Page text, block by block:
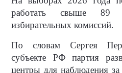
работать свыше 89
избирательных комиссий.
По словам Сергея
субъекте РФ партия
центры для наблюдения